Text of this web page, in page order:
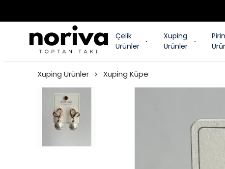
Çelik
Ürünler
Xuping
Ürünler
Xuping Ürünler Xuping Küpe